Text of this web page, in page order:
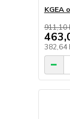
KGEA
911,10
382,64